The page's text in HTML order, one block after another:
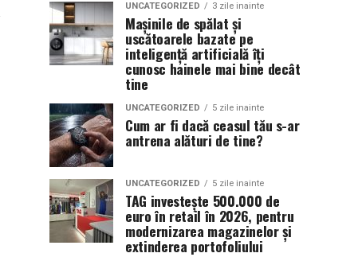
UNCATEGORIZED 3 zile inainte
Mașinile de spălat și
uscătoarele bazate pe
inteligență artificială îți
cunosc hainele mai bine decât
tine
UNCATEGORIZED 5 zile inainte
Cum ar fi dacă ceasul tău s-ar
antrena alături de tine?
UNCATEGORIZED 5 zile inainte
TAG investește 500.000 de
euro în retail în 2026, pentru
modernizarea magazinelor și
extinderea portofoliului